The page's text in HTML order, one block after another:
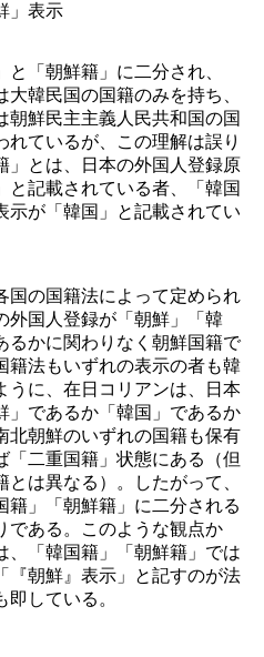
」表示
「朝鮮籍」に二分され、
大韓民国の国籍のみを持ち、
朝鮮民主主義人民共和国の国
ているが、この理解は誤り
」とは、日本の外国人登録原
と記載されている者、「韓国
示が「韓国」と記載されてい
の国籍法によって定められ
外国人登録が「朝鮮」「韓
るかに関わりなく朝鮮国籍で
籍法もいずれの表示の者も韓
うに、在日コリアンは、日本
」であるか「韓国」であるか
北朝鮮のいずれの国籍も保有
「二重国籍」状態にある（但
は異なる）。したがって、
籍」「朝鮮籍」に二分される
である。このような観点か
、「韓国籍」「朝鮮籍」では
『朝鮮』表示」と記すのが法
している。